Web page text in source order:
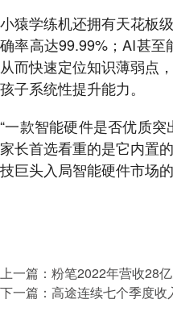
小猿学练机还拥有天花板
确率高达99.99%；AI甚
从而快速定位知识薄弱点
孩子系统性提升能力。
“一款智能硬件是否优质
家长首选看重的是它内置
技巨头入局智能硬件市场
上一篇： 粉笔2022年营收28
下一篇： 高途连续七个季度收